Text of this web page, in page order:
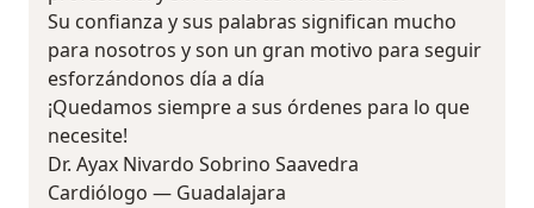
Su confianza y sus palabras significan mucho
para nosotros y son un gran motivo para seguir
esforzándonos día a día
¡Quedamos siempre a sus órdenes para lo que
necesite!
Dr. Ayax Nivardo Sobrino Saavedra
Cardiólogo — Guadalajara ‍